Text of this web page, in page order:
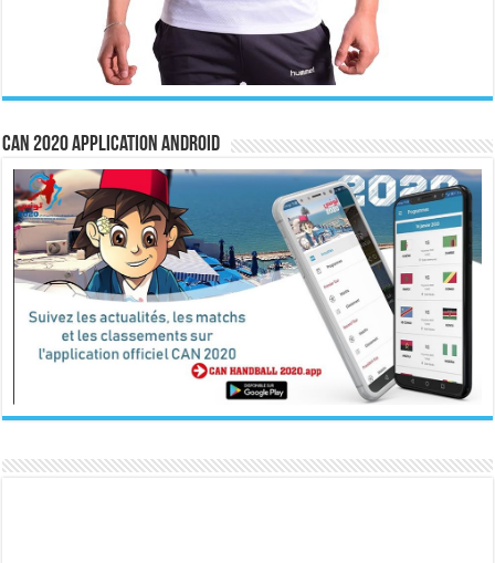
CAN 2020 Application Android